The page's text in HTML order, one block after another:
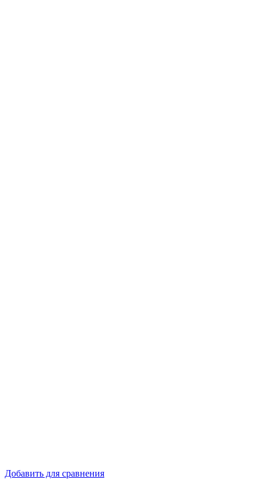
Добавить для сравнения